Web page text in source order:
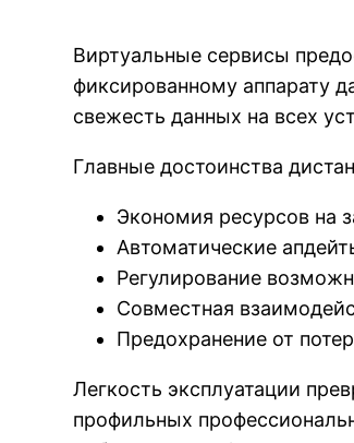
Виртуальные сервисы
фиксированному аппарату
свежесть данных на всех
Главные достоинства
Экономия ресурсов на
Автоматические
Регулирование
Совместная
Предохранение от
Легкость эксплуатации
профильных